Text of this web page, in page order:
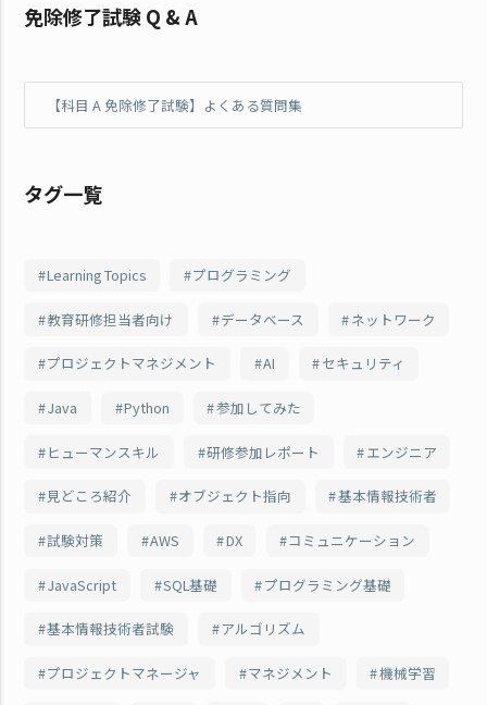
免除修了試験 Q & A
【科目 A 免除修了試験】よくある質問集
タグ一覧
Learning Topics プログラミング
教育研修担当者向け データベース ネットワーク
プロジェクトマネジメント AI セキュリティ
Java Python 参加してみた
ヒューマンスキル 研修参加レポート エンジニア
見どころ紹介 オブジェクト指向 基本情報技術者
試験対策 AWS DX コミュニケーション
JavaScript SQL基礎 プログラミング基礎
基本情報技術者試験 アルゴリズム
プロジェクトマネージャ マネジメント 機械学習